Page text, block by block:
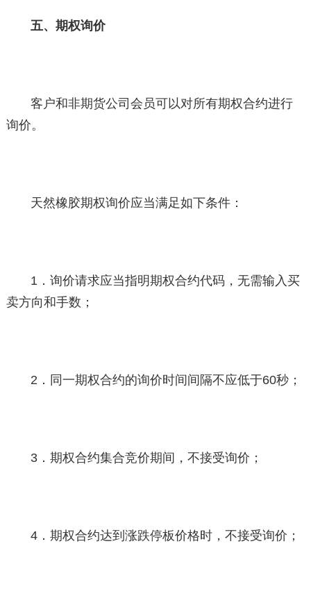
五、期权询价
客户和非期货公司会员可以对所有期权合约进行
询价。
天然橡胶期权询价应当满足如下条件：
1．询价请求应当指明期权合约代码，无需输入买
卖方向和手数；
2．同一期权合约的询价时间间隔不应低于60秒；
3．期权合约集合竞价期间，不接受询价；
4．期权合约达到涨跌停板价格时，不接受询价；